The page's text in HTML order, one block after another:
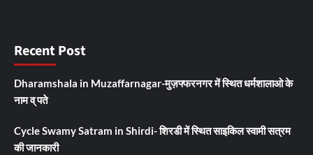
Recent Post
Dharamshala in Muzaffarnagar-मुज़फ्फरनगर में स्थित धर्मशालाओ के
नाम व् पते
Cycle Swamy Satram in Shirdi- शिरडी में स्थित साइकिल स्वामी सत्रम
की जानकारी